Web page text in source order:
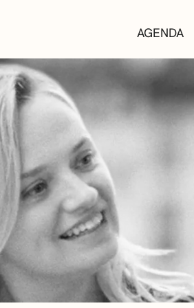
AGENDA
KULTUR
MUSIKA